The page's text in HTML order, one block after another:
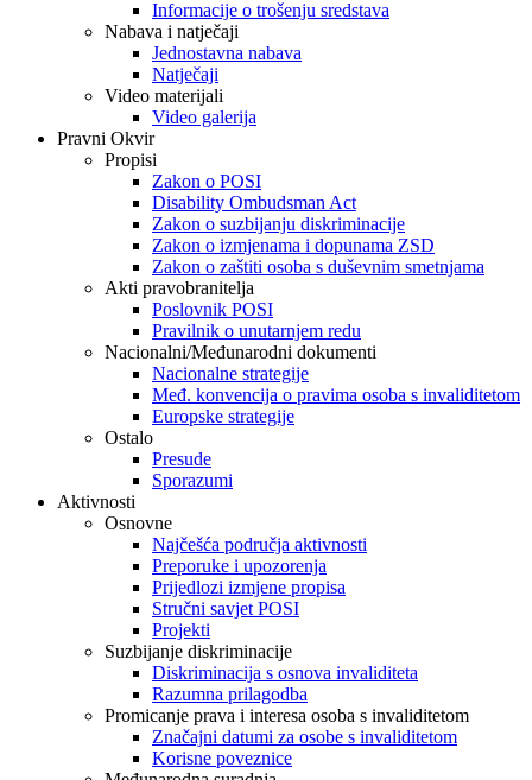
Informacije o trošenju sredstava
Nabava i natječaji
Jednostavna nabava
Natječaji
Video materijali
Video galerija
Pravni Okvir
Propisi
Zakon o POSI
Disability Ombudsman Act
Zakon o suzbijanju diskriminacije
Zakon o izmjenama i dopunama ZSD
Zakon o zaštiti osoba s duševnim smetnjama
Akti pravobranitelja
Poslovnik POSI
Pravilnik o unutarnjem redu
Nacionalni/Međunarodni dokumenti
Nacionalne strategije
Međ. konvencija o pravima osoba s invaliditetom
Europske strategije
Ostalo
Presude
Sporazumi
Aktivnosti
Osnovne
Najčešća područja aktivnosti
Preporuke i upozorenja
Prijedlozi izmjene propisa
Stručni savjet POSI
Projekti
Suzbijanje diskriminacije
Diskriminacija s osnova invaliditeta
Razumna prilagodba
Promicanje prava i interesa osoba s invaliditetom
Značajni datumi za osobe s invaliditetom
Korisne poveznice